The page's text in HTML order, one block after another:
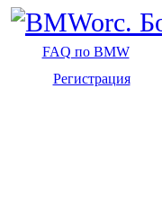
FAQ по BMW
Регистрация